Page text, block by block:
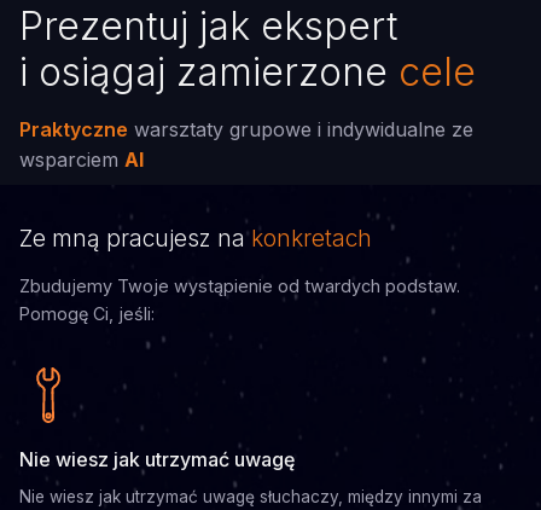
Prezentuj jak ekspert
i osiągaj zamierzone cele
Praktyczne warsztaty grupowe i indywidualne ze
wsparciem AI
Ze mną pracujesz nakonkretach
Zbudujemy Twoje wystąpienie od twardych podstaw.
Pomogę Ci, jeśli:
Nie wiesz jak utrzymać uwagę
Nie wiesz jak utrzymać uwagę słuchaczy, między innymi za